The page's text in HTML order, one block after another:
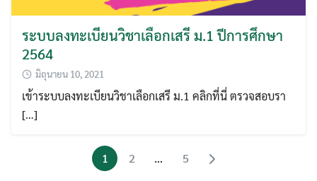
ระบบลงทะเบียนวิชาเลือกเสรี ม.1 ปีการศึกษา
2564
มิถุนายน 10, 2021
เข้าระบบลงทะเบียนวิชาเลือกเสรี ม.1 คลิกที่นี่ ตรวจสอบรา
[…]
1 2 … 5